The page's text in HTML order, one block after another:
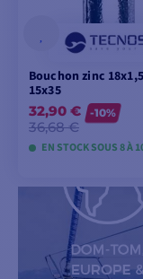
Bouchon zinc
15x35
32,90 €
36,68 €
-10%
EN STOCK SOUS 8 À
VOIR LES